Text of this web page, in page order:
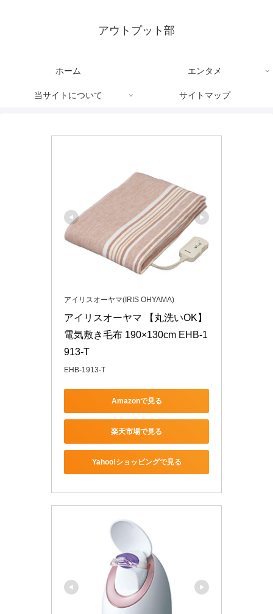
アウトプット部
ホーム エンタメ
当サイトについて サイトマップ
アイリスオーヤマ(IRIS OHYAMA)
アイリスオーヤマ 【丸洗いOK】
電気敷き毛布 190×130cm EHB-1
913-T
EHB-1913-T
Amazonで見る
楽天市場で見る
Yahoo!ショッピングで見る